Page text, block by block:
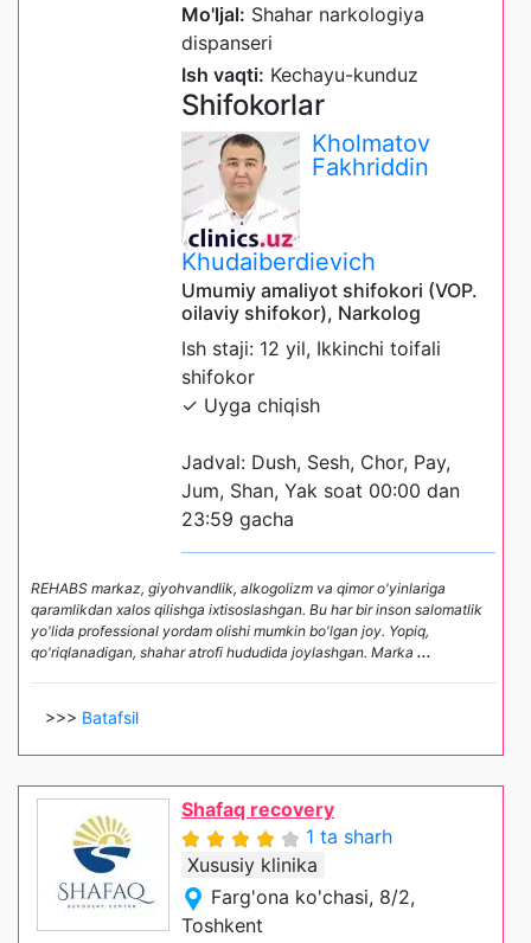
Mo'ljal: Shahar narkologiya
dispanseri
Ish vaqti: Kechayu-kunduz
Shifokorlar
Kholmatov
Fakhriddin
Khudaiberdievich
Umumiy amaliyot shifokori (VOP.
oilaviy shifokor), Narkolog
Ish staji: 12 yil, Ikkinchi toifali
shifokor
✓ Uyga chiqish
Jadval: Dush, Sesh, Chor, Pay,
Jum, Shan, Yak soat 00:00 dan
23:59 gacha
REHABS markaz, giyohvandlik, alkogolizm va qimor o'yinlariga
qaramlikdan xalos qilishga ixtisoslashgan. Bu har bir inson salomatlik
yo'lida professional yordam olishi mumkin bo'lgan joy. Yopiq,
qo'riqlanadigan, shahar atrofi hududida joylashgan. Marka ...
>>> Batafsil
Shafaq recovery
1 ta sharh
Xususiy klinika
Farg'ona ko'chasi, 8/2,
Toshkent